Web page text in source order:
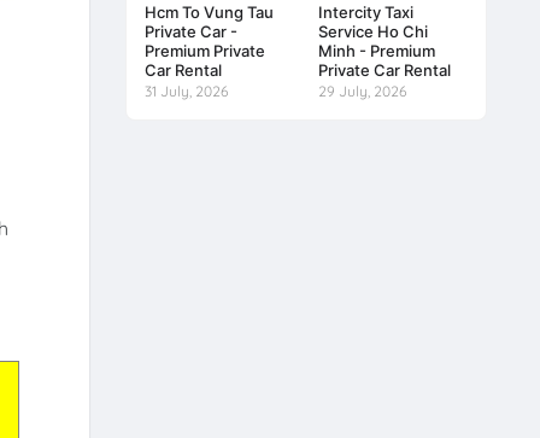
Hcm To Vung Tau
Private Car -
Premium Private
Car Rental
31 July, 2026
Intercity Taxi
Service Ho Chi
Minh - Premium
Private Car Rental
29 July, 2026